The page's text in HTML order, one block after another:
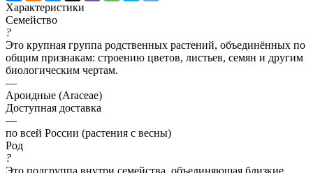
Характеристики
Семейство
?
Это крупная группа родственных растений, объединённых по
общим признакам: строению цветов, листьев, семян и другим
биологическим чертам.
—
Ароидные (Araceae)
Доступная доставка
—
по всей России (растения с весны)
Род
?
Это подгруппа внутри семейства, объединяющая близкие